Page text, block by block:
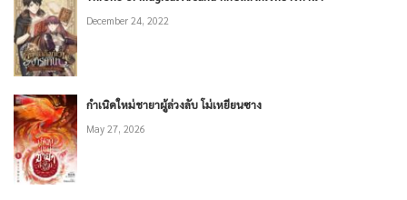
December 24, 2022
กำเนิดใหม่ชายาผู้ล่วงลับ โม่เหยียนซาง
May 27, 2026